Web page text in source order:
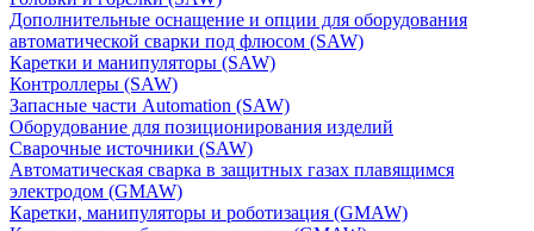
Дополнительные оснащение и опции для оборудования
автоматической сварки под флюсом (SAW)
Каретки и манипуляторы (SAW)
Контроллеры (SAW)
Запасные части Automation (SAW)
Оборудование для позиционирования изделий
Сварочные источники (SAW)
Автоматическая сварка в защитных газах плавящимся
электродом (GMAW)
Каретки, манипуляторы и роботизация (GMAW)